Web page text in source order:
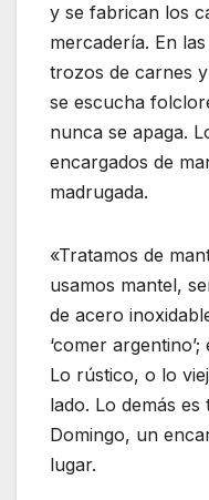
y se fabrican los
mercadería. En
trozos de carnes
se escucha
nunca se apaga.
encargados de
madrugada.
«Tratamos de
usamos mantel,
de acero
‘comer
Lo rústico, o lo
lado. Lo demás
Domingo, un
lugar.